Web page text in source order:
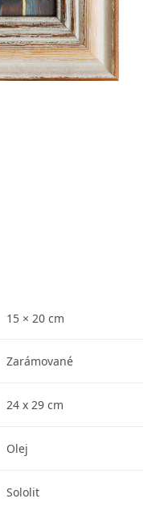
15 × 20 cm
Zarámované
24 x 29 cm
Olej
Sololit